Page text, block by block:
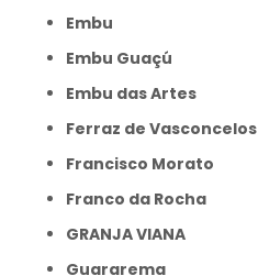
Embu
Embu Guaçú
Embu das Artes
Ferraz de Vasconcelos
Francisco Morato
Franco da Rocha
GRANJA VIANA
Guararema